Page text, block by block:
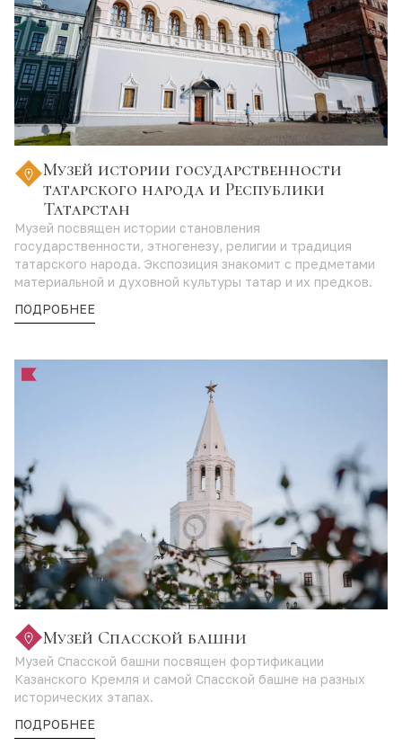
Музей истории государственности
татарского народа и Республики
Татарстан
Музей посвящен истории становления
государственности, этногенезу, религии и традиция
татарского народа. Экспозиция знакомит с предметами
материальной и духовной культуры татар и их предков.
ПОДРОБНЕЕ
Музей Спасской башни
Музей Спасской башни посвящен фортификации
Казанского Кремля и самой Спасской башне на разных
исторических этапах.
ПОДРОБНЕЕ